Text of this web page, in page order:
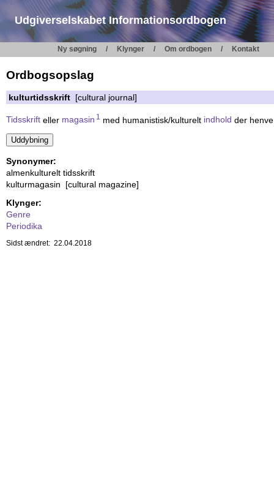
Udgiverselskabet Informationsordbogen
Ny søgning Klynger Om ordbogen Kontakt
Ordbogsopslag
kulturtidsskrift [cultural journal]
Tidsskrift eller magasin 1 med humanistisk/kulturelt indhold der
Synonymer:
almenkulturelt tidsskrift
kulturmagasin [cultural magazine]
Klynger:
Genre
Periodika
Sidst ændret: 22.04.2018